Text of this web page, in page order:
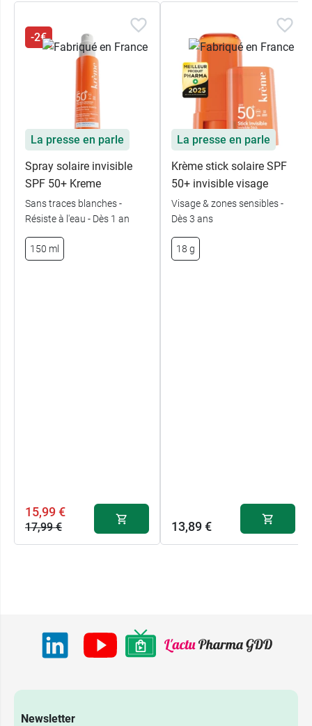
-2€
La presse en parle
Spray solaire invisible
SPF 50+ Kreme
Sans traces blanches -
Résiste à l'eau - Dès 1 an
150 ml
15,99 €
17,99 €
La presse en parle
Krème stick solaire SPF
50+ invisible visage
Visage & zones sensibles -
Dès 3 ans
18 g
13,89 €
Newsletter